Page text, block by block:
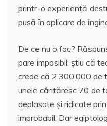
printr-o experienţă
pusă în aplicare de
De ce nu o fac?
pare imposibil: ştiu că
crede că 2.300.000 de
unele cântăresc 70 de
deplasate şi ridicate
improbabil. Dar